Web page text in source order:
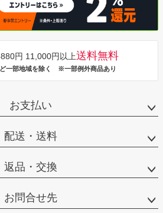
円 11,000円以上送料無料
一部地域を除く ※一部例外商品あり
お支払い
配送・送料
返品・交換
お問合せ先